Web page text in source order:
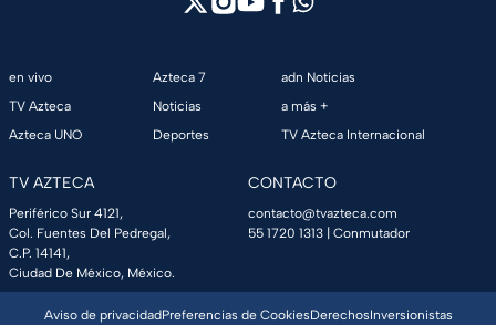
en vivo
TV Azteca
Azteca UNO
Azteca 7
Noticias
Deportes
adn Noticias
a más +
TV Azteca Internacional
TV AZTECA
Periférico Sur 4121,
Col. Fuentes Del Pedregal,
C.P. 14141,
Ciudad De México, México.
CONTACTO
contacto@tvazteca.com
55 1720 1313 | Conmutador
Aviso de privacidadPreferencias de CookiesDerechosInversionistas